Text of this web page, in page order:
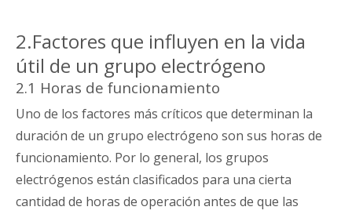
2.Factores que influyen en la vida
útil de un grupo electrógeno
2.1 Horas de funcionamiento
Uno de los factores más críticos que determinan la
duración de un grupo electrógeno son sus horas de
funcionamiento. Por lo general, los grupos
electrógenos están clasificados para una cierta
cantidad de horas de operación antes de que las